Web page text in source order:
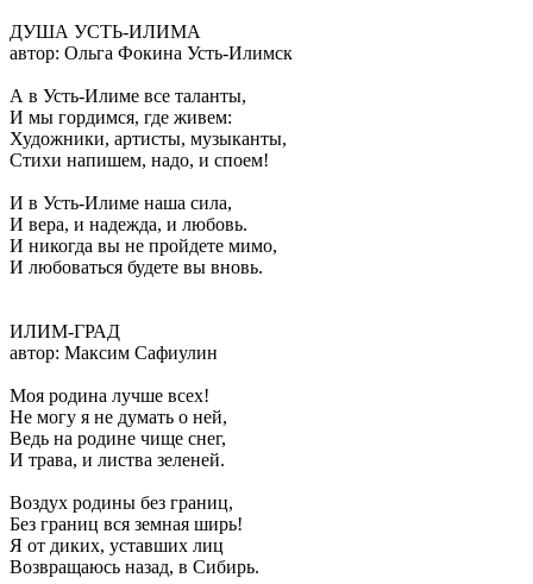
ДУША УСТЬ-ИЛИМА
автор: Ольга Фокина Усть-Илимск
А в Усть-Илиме все таланты,
И мы гордимся, где живем:
Художники, артисты, музыканты,
Стихи напишем, надо, и споем!
И в Усть-Илиме наша сила,
И вера, и надежда, и любовь.
И никогда вы не пройдете мимо,
И любоваться будете вы вновь.
ИЛИМ-ГРАД
автор: Максим Сафиулин
Моя родина лучше всех!
Не могу я не думать о ней,
Ведь на родине чище снег,
И трава, и листва зеленей.
Воздух родины без границ,
Без границ вся земная ширь!
Я от диких, уставших лиц
Возвращаюсь назад, в Сибирь.